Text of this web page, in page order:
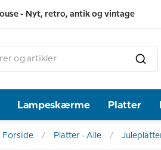
- Nyt, retro, antik og vintage
Lampeskærme Platter
Forside Platter - Alle